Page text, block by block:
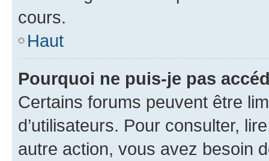
cours.
Haut
Pourquoi ne puis-je pas
Certains forums peuvent être
d’utilisateurs. Pour consulter,
autre action, vous avez besoin